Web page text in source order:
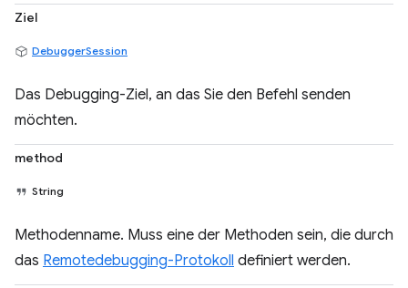
Ziel
DebuggerSession
Das Debugging-Ziel, an das Sie den Befehl senden
möchten.
method
String
Methodenname. Muss eine der Methoden sein, die durch
das Remotedebugging-Protokoll definiert werden.